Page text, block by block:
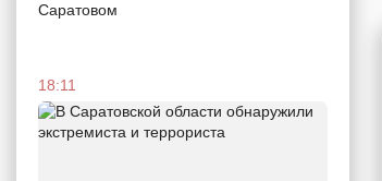
Саратовом
18:11